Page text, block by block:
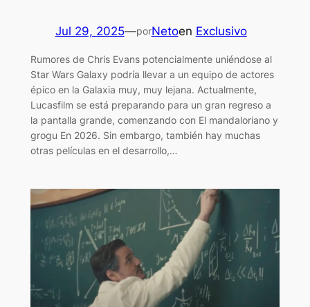
Jul 29, 2025—porNetoen Exclusivo
Rumores de Chris Evans potencialmente uniéndose al
Star Wars Galaxy podría llevar a un equipo de actores
épico en la Galaxia muy, muy lejana. Actualmente,
Lucasfilm se está preparando para un gran regreso a
la pantalla grande, comenzando con El mandaloriano y
grogu En 2026. Sin embargo, también hay muchas
otras películas en el desarrollo,…